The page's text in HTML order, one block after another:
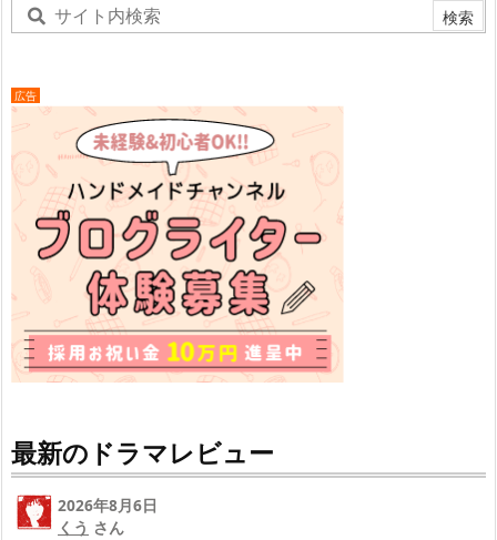
広告
最新のドラマレビュー
2026年8月6日
くう さん